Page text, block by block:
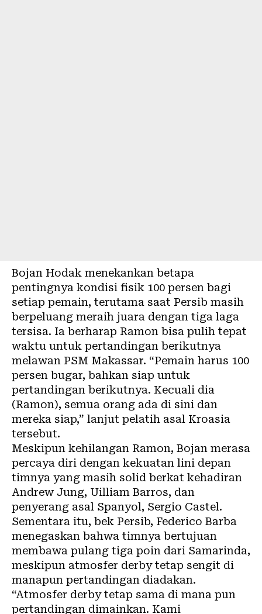
Bojan Hodak menekankan betapa
pentingnya kondisi fisik 100 persen bagi
setiap pemain, terutama saat Persib masih
berpeluang meraih juara dengan tiga laga
tersisa. Ia berharap Ramon bisa pulih tepat
waktu untuk pertandingan berikutnya
melawan PSM Makassar. “Pemain harus 100
persen bugar, bahkan siap untuk
pertandingan berikutnya. Kecuali dia
(Ramon), semua orang ada di sini dan
mereka siap,” lanjut pelatih asal Kroasia
tersebut.
Meskipun kehilangan Ramon, Bojan merasa
percaya diri dengan kekuatan lini depan
timnya yang masih solid berkat kehadiran
Andrew Jung, Uilliam Barros, dan
penyerang asal Spanyol, Sergio Castel.
Sementara itu, bek Persib, Federico Barba
menegaskan bahwa timnya bertujuan
membawa pulang tiga poin dari Samarinda,
meskipun atmosfer derby tetap sengit di
manapun pertandingan diadakan.
“Atmosfer derby tetap sama di mana pun
pertandingan dimainkan. Kami